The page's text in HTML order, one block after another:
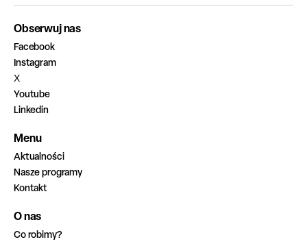
Obserwuj nas
Facebook
Instagram
X
Youtube
Linkedin
Menu
Aktualności
Nasze programy
Kontakt
O nas
Co robimy?